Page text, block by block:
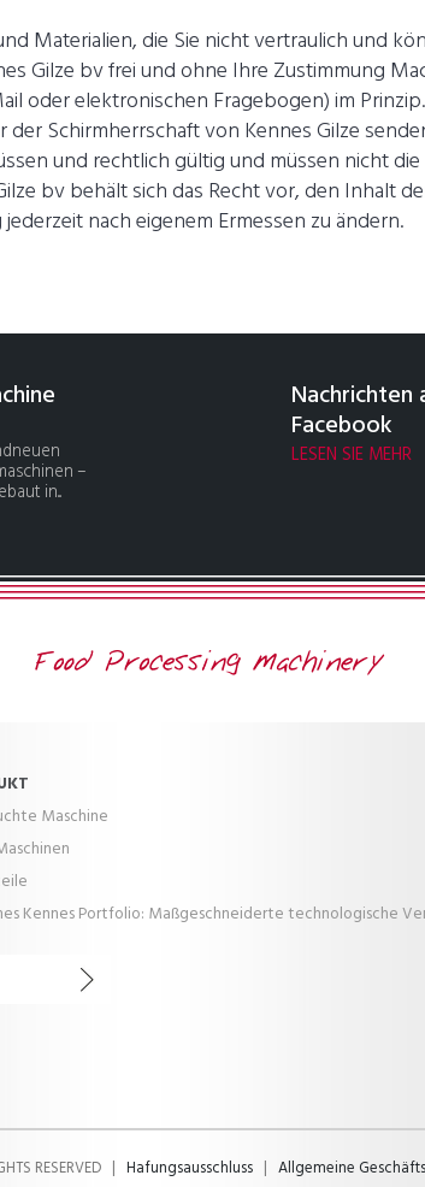
Materialien, die Sie nicht vertraulich und
Gilze bv frei und ohne Ihre Zustimmung
oder elektronischen Fragebogen) im
der Schirmherrschaft von Kennes Gilze
und rechtlich gültig und müssen nicht die
bv behält sich das Recht vor, den Inhalt
nach eigenem Ermessen zu ändern.
–
in...
Nachrichten
Facebook
LESEN SIE MEHR
Maschine
Kennes Portfolio: Maßgeschneiderte technologische
RESERVED Hafungsausschluss Allgemeine